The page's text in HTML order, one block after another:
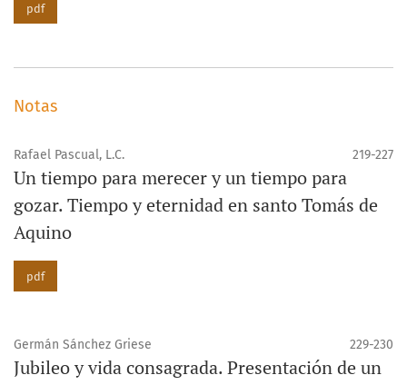
pdf
Notas
Rafael Pascual, L.C. 219-227
Un tiempo para merecer y un tiempo para
gozar. Tiempo y eternidad en santo Tomás de
Aquino
pdf
Germán Sánchez Griese 229-230
Jubileo y vida consagrada. Presentación de un